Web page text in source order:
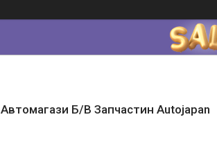
Автомагази Б/В Запчастин Autojapan